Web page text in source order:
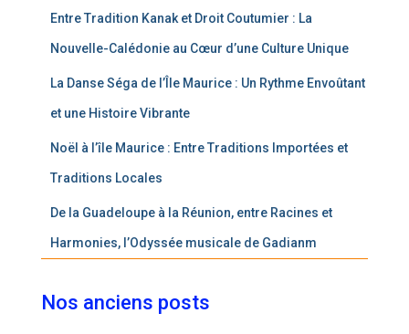
Entre Tradition Kanak et Droit Coutumier : La
Nouvelle-Calédonie au Cœur d’une Culture Unique
La Danse Séga de l’Île Maurice : Un Rythme Envoûtant
et une Histoire Vibrante
Noël à l’île Maurice : Entre Traditions Importées et
Traditions Locales
De la Guadeloupe à la Réunion, entre Racines et
Harmonies, l’Odyssée musicale de Gadianm
Nos anciens posts